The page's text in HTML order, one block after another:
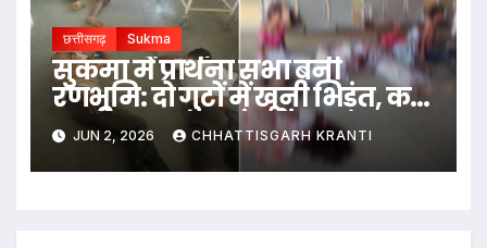
छत्तीसगढ़ Sukma
सुकमा में प्रार्थना सभा बनी
रणभूमि: दो गुटों में खूनी भिड़ंत, कई
ग्रामीण घायल, गांव में बढ़ा तनाव
JUN 2, 2026 CHHATTISGARH KRANTI